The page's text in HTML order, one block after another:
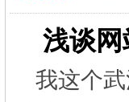
浅谈网
我这个